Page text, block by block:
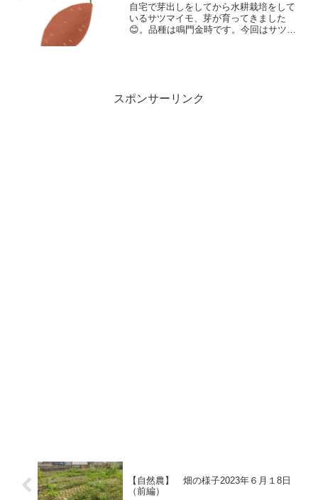
自宅で芽出しをしてから水耕栽培をして
いるサツマイモ、芽が育ってきました
😊。品種は鳴門金時です。今回はサツマ
スポンサーリンク
【自然農】 畑の様子2023年６月１8日
（前編）